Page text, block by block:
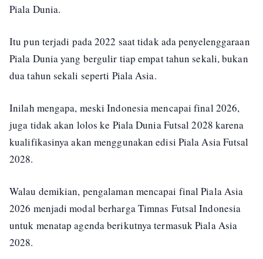
Piala Dunia.
Itu pun terjadi pada 2022 saat tidak ada penyelenggaraan
Piala Dunia yang bergulir tiap empat tahun sekali, bukan
dua tahun sekali seperti Piala Asia.
Inilah mengapa, meski Indonesia mencapai final 2026,
juga tidak akan lolos ke Piala Dunia Futsal 2028 karena
kualifikasinya akan menggunakan edisi Piala Asia Futsal
2028.
Walau demikian, pengalaman mencapai final Piala Asia
2026 menjadi modal berharga Timnas Futsal Indonesia
untuk menatap agenda berikutnya termasuk Piala Asia
2028.